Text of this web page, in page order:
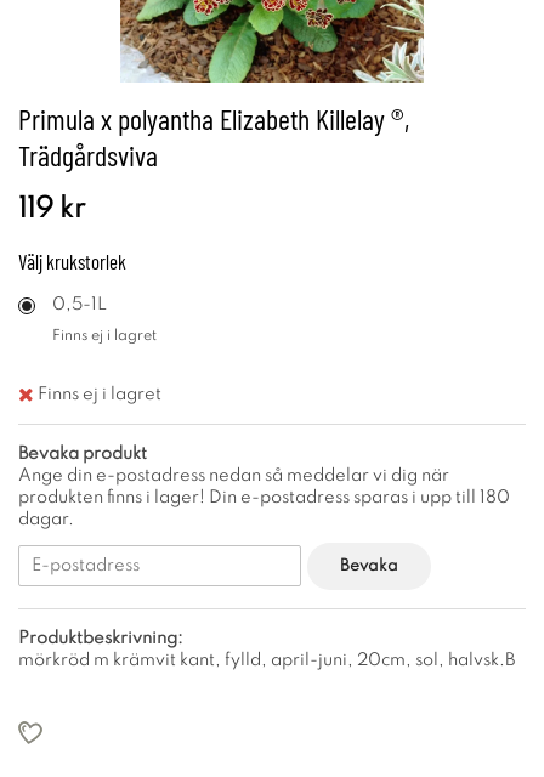
Primula x polyantha Elizabeth Killelay ®,
Trädgårdsviva
119 kr
Välj krukstorlek
0,5-1L
Finns ej i lagret
Finns ej i lagret
Bevaka produkt
Ange din e-postadress nedan så meddelar vi dig när
produkten finns i lager! Din e-postadress sparas i upp till 180
dagar.
Bevaka
Produktbeskrivning:
mörkröd m krämvit kant, fylld, april-juni, 20cm, sol, halvsk.B